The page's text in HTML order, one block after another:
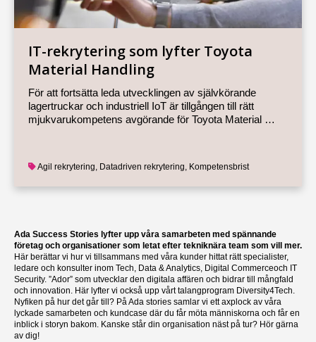
IT-rekrytering som lyfter Toyota
Material Handling
För att fortsätta leda utvecklingen av självkörande
lagertruckar och industriell IoT är tillgången till rätt
mjukvarukompetens avgörande för Toyota Material …
Agil rekrytering, Datadriven rekrytering, Kompetensbrist
Ada Success Stories lyfter upp våra samarbeten med spännande
företag och organisationer som letat efter tekniknära team som vill mer.
Här berättar vi hur vi tillsammans med våra kunder hittat rätt specialister,
ledare och konsulter inom Tech, Data & Analytics, Digital Commerceoch IT
Security. ”Ador” som utvecklar den digitala affären och bidrar till mångfald
och innovation. Här lyfter vi också upp vårt talangprogram Diversity4Tech.
Nyfiken på hur det går till? På Ada stories samlar vi ett axplock av våra
lyckade samarbeten och kundcase där du får möta människorna och får en
inblick i storyn bakom. Kanske står din organisation näst på tur? Hör gärna
av dig!